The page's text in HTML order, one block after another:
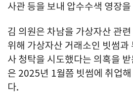
사관 등을 보내 압수수색 영장
김 의원은 차남을 가상자산 관련
위해 가상자산 거래소인 빗썸과
사 청탁을 시도했다는 의혹을
은 2025년 1월쯤 빗썸에 취업
다.